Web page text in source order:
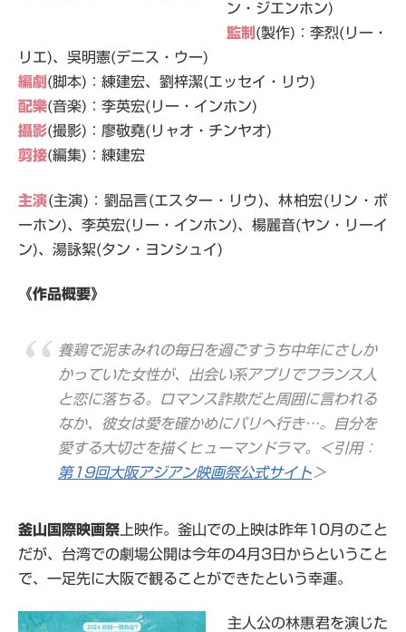
ン・ジエンホン)
監制 (製作)：李烈(リー・
リエ)、吳明憲(デニス・ウー)
編劇 (脚本)：練建宏、劉梓潔(エッセイ・リウ)
配樂(音楽)：李英宏(リー・インホン)
攝影(撮影)：廖敬堯(リャオ・チンヤオ)
剪接(編集)：練建宏
主演(主演)：劉品言(エスター・リウ)、林柏宏(リン・ボ
ーホン)、李英宏(リー・インホン)、楊麗音(ヤン・リーイ
ン)、湯詠絮(タン・ヨンシュイ)
《作品概要》
養鶏で泥まみれの毎日を過ごすうち中年にさしか
かっていた女性が、出会い系アプリでフランス人
と恋に落ちる。ロマンス詐欺だと周囲に言われる
なか、彼女は愛を確かめにパリへ行き…。自分を
愛する大切さを描くヒューマンドラマ。＜引用：
第19回大阪アジアン映画祭公式サイト ＞
釜山国際映画祭 上映作。釜山での上映は昨年10月のこと
だが、台湾での劇場公開は今年の4月3日からということ
で、一足先に大阪で観ることができたという幸運。
主人公の林惠君を演じた